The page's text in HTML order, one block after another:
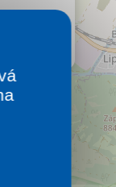
Ján.